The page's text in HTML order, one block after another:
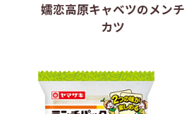
嬬恋高原キャベツのメンチ
カツ